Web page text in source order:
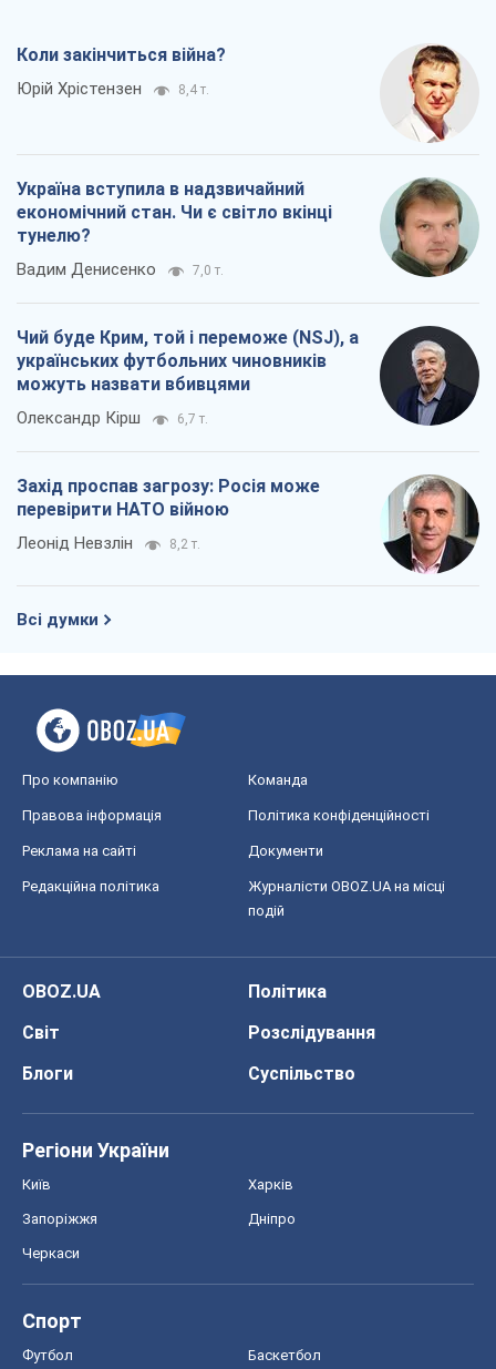
Коли закінчиться війна?
Юрій Хрістензен 8,4 т.
Україна вступила в надзвичайний
економічний стан. Чи є світло вкінці
тунелю?
Вадим Денисенко 7,0 т.
Чий буде Крим, той і переможе (NSJ), а
українських футбольних чиновників
можуть назвати вбивцями
Олександр Кірш 6,7 т.
Захід проспав загрозу: Росія може
перевірити НАТО війною
Леонід Невзлін 8,2 т.
Всі думки
Про компанію Команда
Правова інформація Політика конфіденційності
Реклама на сайті Документи
Редакційна політика
Журналісти OBOZ.UA на місці
подій
OBOZ.UA
Політика
Світ
Розслідування
Блоги
Суспільство
Регіони України
Київ Харків
Запоріжжя Дніпро
Черкаси
Спорт
Футбол Баскетбол